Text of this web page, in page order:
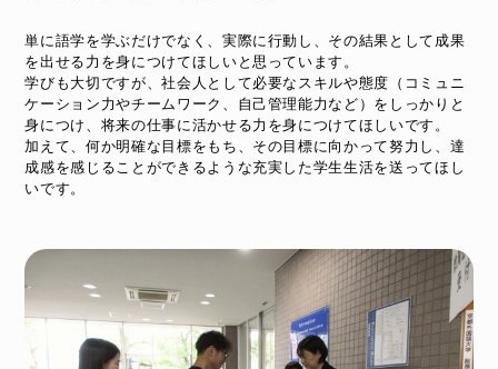
単に語学を学ぶだけでなく、実際に行動し、その結果として成果
を出せる力を身につけてほしいと思っています。
学びも大切ですが、社会人として必要なスキルや態度（コミュニ
ケーション力やチームワーク、自己管理能力など）をしっかりと
身につけ、将来の仕事に活かせる力を身につけてほしいです。
加えて、何か明確な目標をもち、その目標に向かって努力し、達
成感を感じることができるような充実した学生生活を送ってほし
いです。